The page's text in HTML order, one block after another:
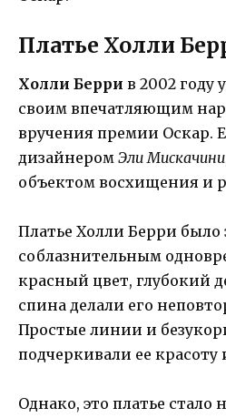
Платье Холли
Холли Берри в 2002 году
своим впечатляющим
вручения премии Оскар.
дизайнером Эли Мискачини
объектом восхищения и
Платье Холли Берри
соблазнительным
красный цвет, глубокий
спина делали его
Простые линии и
подчеркивали ее красоту
Однако, это платье стало